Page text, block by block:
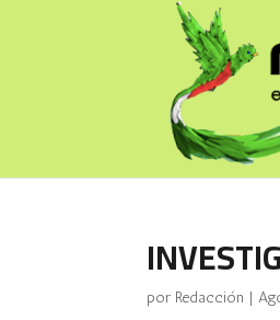
por Redacción |